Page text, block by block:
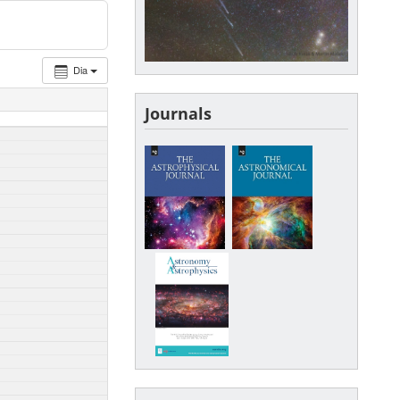
Dia
Journals